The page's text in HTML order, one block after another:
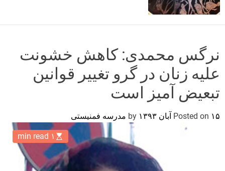
d
e
نرگس محمدی: کاهش خشونت
علیه زنان در گرو تغییر قوانین
تبعیض آمیز است
Posted on ۱۵ آبان ۱۳۹۳ مدرسه فمنیستی
۱ min read